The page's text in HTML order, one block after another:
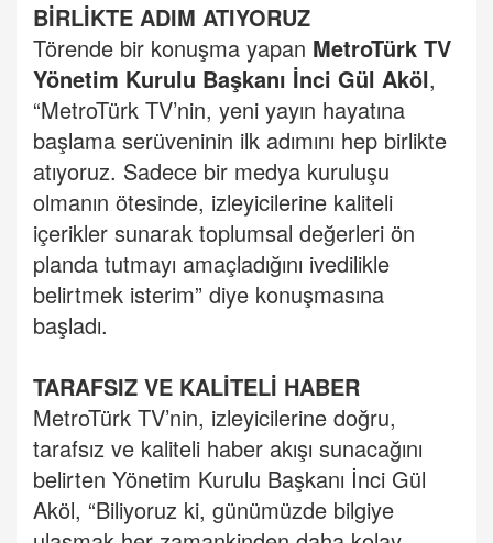
BİRLİKTE ADIM ATIYORUZ
Törende bir konuşma yapan MetroTürk TV
Yönetim Kurulu Başkanı İnci Gül Aköl,
“MetroTürk TV’nin, yeni yayın hayatına
başlama serüveninin ilk adımını hep birlikte
atıyoruz. Sadece bir medya kuruluşu
olmanın ötesinde, izleyicilerine kaliteli
içerikler sunarak toplumsal değerleri ön
planda tutmayı amaçladığını ivedilikle
belirtmek isterim” diye konuşmasına
başladı.
TARAFSIZ VE KALİTELİ HABER
MetroTürk TV’nin, izleyicilerine doğru,
tarafsız ve kaliteli haber akışı sunacağını
belirten Yönetim Kurulu Başkanı İnci Gül
Aköl, “Biliyoruz ki, günümüzde bilgiye